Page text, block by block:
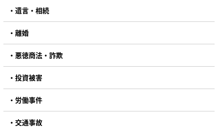
遺言・相続
離婚
悪徳商法・詐欺
投資被害
労働事件
交通事故